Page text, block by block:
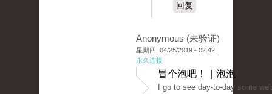
回复
Anonymous (未验证)
星期四, 04/25/2019 - 02:42
永久连接
冒个泡吧！ | 泡泡
I go to see day-to-day some